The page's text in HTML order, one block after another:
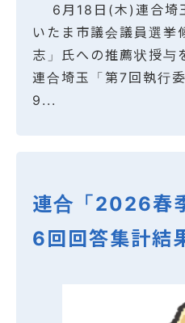
6月18日(木)連合埼
いたま市議会議員選挙
志」氏への推薦状授
連合埼玉「第7回執行
9...
連合「2026春
6回回答集計結